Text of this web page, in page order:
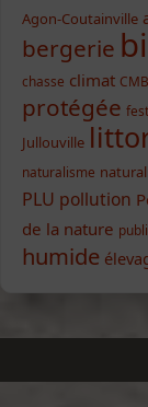
Agon-Coutainville
bergerie
chasse climat CMB
protégée
Jullouville
naturalisme
PLU pollution
de la nature
humide